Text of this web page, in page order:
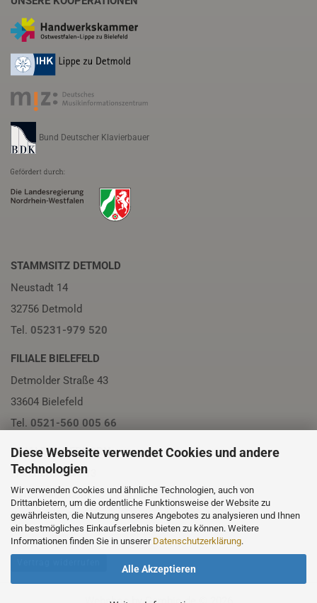
Diese Webseite verwendet Cookies und andere
Technologien
Wir verwenden Cookies und ähnliche Technologien, auch von
Drittanbietern, um die ordentliche Funktionsweise der Website zu
gewährleisten, die Nutzung unseres Angebotes zu analysieren und Ihnen
ein bestmögliches Einkaufserlebnis bieten zu können. Weitere
Informationen finden Sie in unserer Datenschutzerklärung.
Alle Akzeptieren
Bund Deutscher Klavierbauer
STAMMSITZ DETMOLD
Neustadt 14
32756 Detmold
Tel. 05231-979 520
FILIALE BIELEFELD
Detmolder Straße 43
33604 Bielefeld
Tel. 0521-560 005 66
FILIALE PADERBORN
Friedrichstraße 13
33102 Paderborn
Tel.05251-230 01